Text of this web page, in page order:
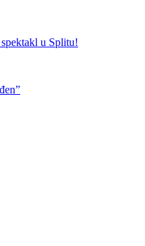
u Splitu!